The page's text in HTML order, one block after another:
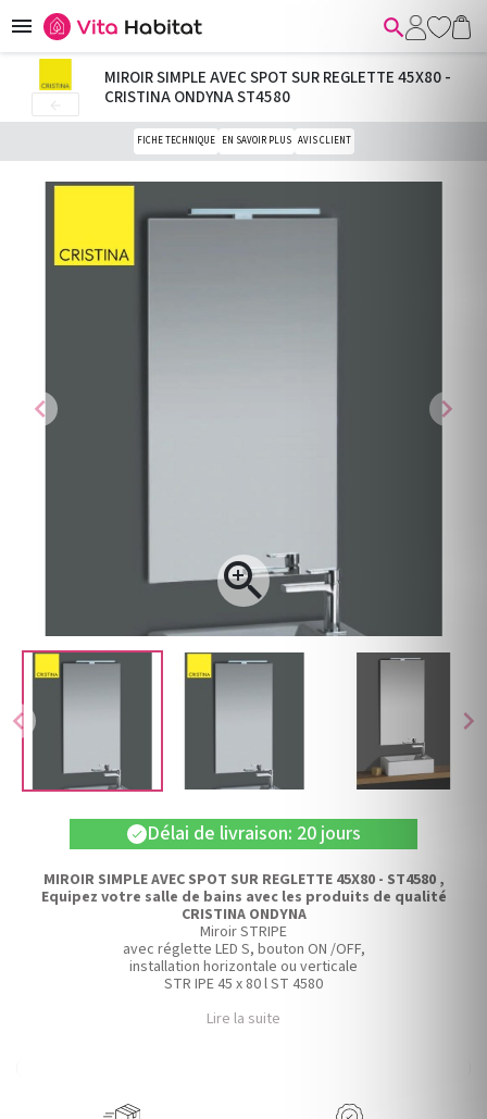
 
chevron_left chevron_right
chevron_left

chevron_right
MIROIR SIMPLE AVEC SPOT SUR REGLETTE 45X80 -
CRISTINA ONDYNA ST4580
FICHE TECHNIQUE EN SAVOIR PLUS AVIS CLIENT
check Délai de livraison: 20 jours
MIROIR SIMPLE AVEC SPOT SUR REGLETTE 45X80 - ST4580 ,
Equipez votre salle de bains avec les produits de qualité
CRISTINA ONDYNA
Miroir STRIPE
avec réglette LED S, bouton ON /OFF,
installation horizontale ou verticale
STR IPE 45 x 80 l ST 4580
Lire la suite